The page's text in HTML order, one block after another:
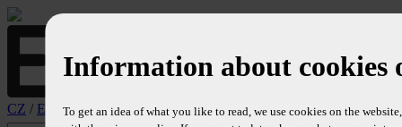
CZ / EN
Information about cookies
To get an idea of what you like to read, we use cookies on the